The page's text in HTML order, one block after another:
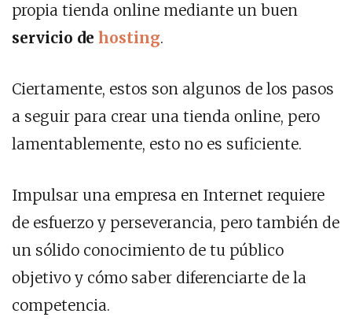
propia tienda online mediante un buen
servicio de hosting.
Ciertamente, estos son algunos de los pasos
a seguir para crear una tienda online, pero
lamentablemente, esto no es suficiente.
Impulsar una empresa en Internet requiere
de esfuerzo y perseverancia, pero también de
un sólido conocimiento de tu público
objetivo y cómo saber diferenciarte de la
competencia.